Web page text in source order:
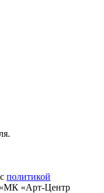
политикой
«Арт-Центр